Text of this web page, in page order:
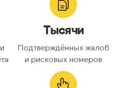
9581075613Тысячи
Подтверждённых жалоб
и рисковых номеров